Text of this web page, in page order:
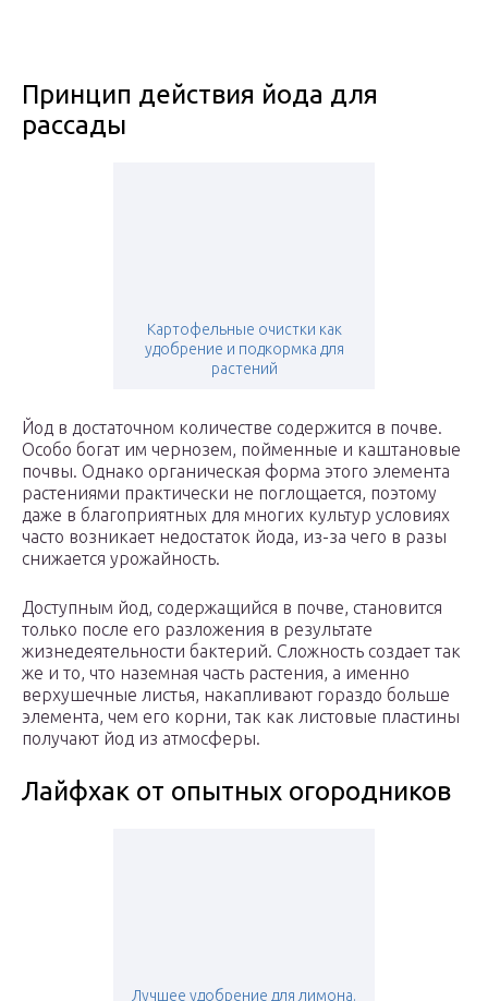
Принцип действия йода для
рассады
Картофельные очистки как
удобрение и подкормка для
растений
Йод в достаточном количестве содержится в почве.
Особо богат им чернозем, пойменные и каштановые
почвы. Однако органическая форма этого элемента
растениями практически не поглощается, поэтому
даже в благоприятных для многих культур условиях
часто возникает недостаток йода, из-за чего в разы
снижается урожайность.
Доступным йод, содержащийся в почве, становится
только после его разложения в результате
жизнедеятельности бактерий. Сложность создает так
же и то, что наземная часть растения, а именно
верхушечные листья, накапливают гораздо больше
элемента, чем его корни, так как листовые пластины
получают йод из атмосферы.
Лайфхак от опытных огородников
Лучшее удобрение для лимона.